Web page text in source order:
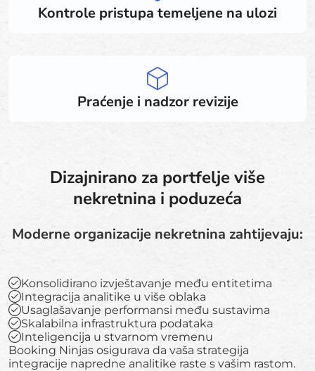
Kontrole pristupa temeljene na ulozi
Praćenje i nadzor revizije
Dizajnirano za portfelje više
nekretnina i poduzeća
Moderne organizacije nekretnina zahtijevaju:
Konsolidirano izvještavanje među entitetima
Integracija analitike u više oblaka
Usaglašavanje performansi među sustavima
Skalabilna infrastruktura podataka
Inteligencija u stvarnom vremenu
Booking Ninjas osigurava da vaša strategija
integracije napredne analitike raste s vašim rastom.